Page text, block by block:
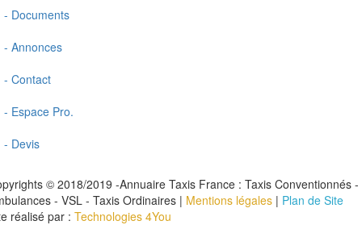
- Documents
- Annonces
- Contact
- Espace Pro.
- Devis
© 2018/2019 -Annuaire Taxis France : Taxis Conventionnés -
- VSL - Taxis Ordinaires | Mentions légales | Plan de Site
réalisé par : Technologies 4You